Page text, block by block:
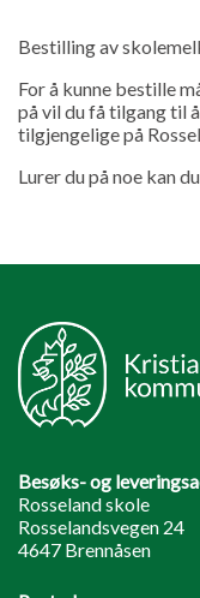
Bestilling av
For å kunne bestille
på vil du få tilgang til
tilgjengelige på
Lurer du på noe kan
Besøks- og
Rosseland skole
Rosselandsvegen 24
4647 Brennåsen